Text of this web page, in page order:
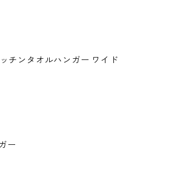
チンタオルハンガー ワイド
ー